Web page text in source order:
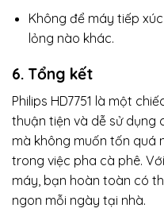
Không để máy tiếp
lỏng nào khác.
6. Tổng kết
Philips HD7751 là một
thuận tiện và dễ sử dụng
mà không muốn tốn quá
trong việc pha cà phê.
máy, bạn hoàn toàn có
ngon mỗi ngày tại nhà.